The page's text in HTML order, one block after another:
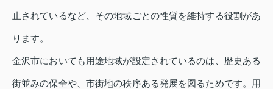
止されているなど、その地域ごとの性質を維持する役割があ
ります。
金沢市においても用途地域が設定されているのは、歴史ある
街並みの保全や、市街地の秩序ある発展を図るためです。用